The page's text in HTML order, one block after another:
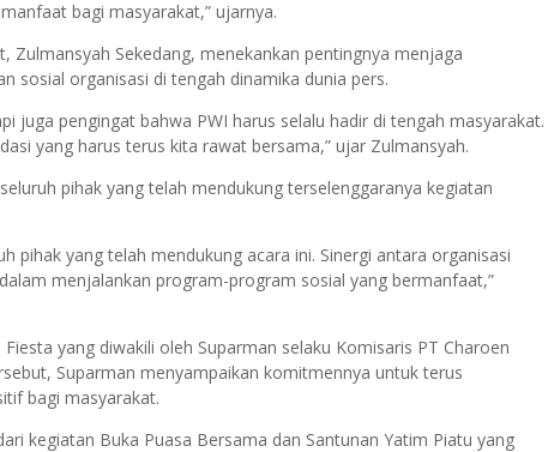
bagi masyarakat,” ujarnya.
Zulmansyah Sekedang, menekankan pentingnya menjaga
sosial organisasi di tengah dinamika dunia pers.
juga pengingat bahwa PWI harus selalu hadir di tengah masyarakat.
yang harus terus kita rawat bersama,” ujar Zulmansyah.
pihak yang telah mendukung terselenggaranya kegiatan
pihak yang telah mendukung acara ini. Sinergi antara organisasi
menjalankan program-program sosial yang bermanfaat,”
yang diwakili oleh Suparman selaku Komisaris PT Charoen
Suparman menyampaikan komitmennya untuk terus
bagi masyarakat.
kegiatan Buka Puasa Bersama dan Santunan Yatim Piatu yang